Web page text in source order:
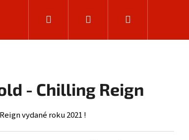
Přihlášení
- Chilling Reign
vydané roku 2021 !